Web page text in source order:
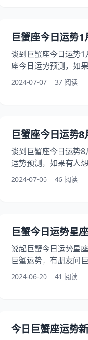
★★★☆☆（能力均衡
巨蟹座今日运势
谈到巨蟹座今日运势
座今日运势预测，如
查询，另外，还有朋
本文将介绍巨蟹座今
★★★★☆（才华横溢
2024-07-07 37 阅读
巨蟹座今日运势
谈到巨蟹座今日运势
运势预测，如果有人
此外，还有朋友想问
文章中，我们将探索
业 ★★★☆☆（学习努
2024-07-06 46 阅读
巨蟹今日运势星
说起巨蟹今日运势星
巨蟹运势，有朋友问
问一个大家都超关心
读本文，您将了解到
★★★☆☆（学习认真，
2024-06-20 41 阅读
今日巨蟹座运势